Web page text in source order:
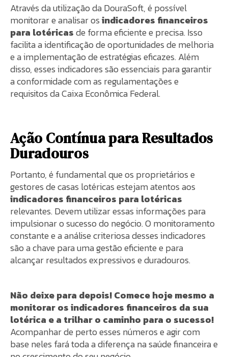
Através da utilização da DouraSoft, é possível
monitorar e analisar osindicadores financeiros
para lotéricasde forma eficiente e precisa. Isso
facilita a identificação de oportunidades de melhoria
e a implementação de estratégias eficazes. Além
disso, esses indicadores são essenciais para garantir
a conformidade com as regulamentações e
requisitos da Caixa Econômica Federal.
Ação Contínua para Resultados
Duradouros
Portanto, é fundamental que os proprietários e
gestores de casas lotéricas estejam atentos aos
indicadores financeiros para lotéricas
relevantes. Devem utilizar essas informações para
impulsionar o sucesso do negócio. O monitoramento
constante e a análise criteriosa desses indicadores
são a chave para uma gestão eficiente e para
alcançar resultados expressivos e duradouros.
Não deixe para depois! Comece hoje mesmo a
monitorar os indicadores financeiros da sua
lotérica e a trilhar o caminho para o sucesso!
Acompanhar de perto esses números e agir com
base neles fará toda a diferença na saúde financeira e